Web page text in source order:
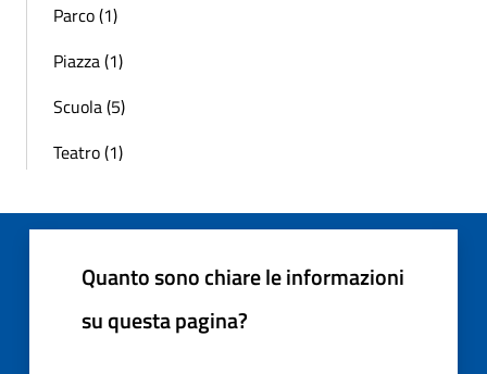
Parco (1)
Piazza (1)
Scuola (5)
Teatro (1)
Quanto sono chiare le informazioni
su questa pagina?